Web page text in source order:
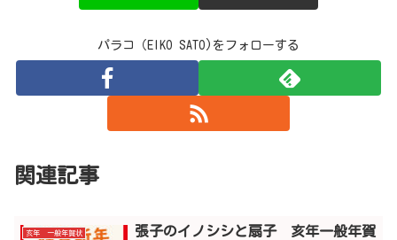
パラコ（EIKO SATO)をフォローする
関連記事
亥年 一般年賀状
張子のイノシシと扇子 亥年一般年賀